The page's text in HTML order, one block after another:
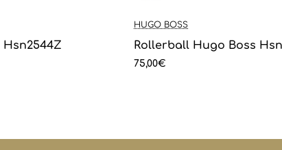
Hsn2544Z
HUGO BOSS
Rollerball Hugo Boss
75,00€